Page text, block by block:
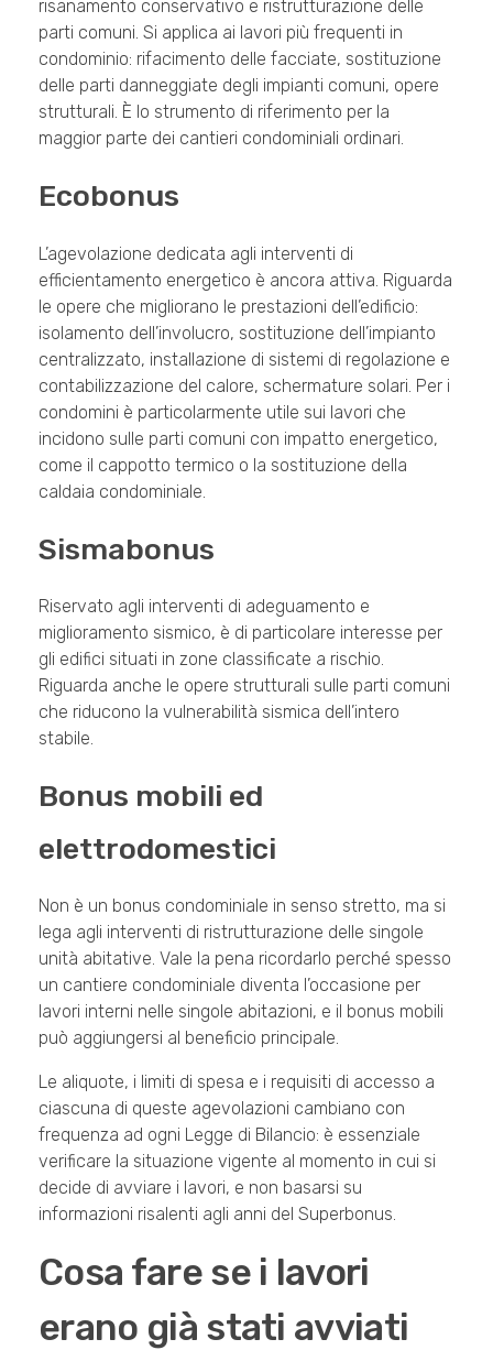
risanamento conservativo e ristrutturazione delle
parti comuni. Si applica ai lavori più frequenti in
condominio: rifacimento delle facciate, sostituzione
delle parti danneggiate degli impianti comuni, opere
strutturali. È lo strumento di riferimento per la
maggior parte dei cantieri condominiali ordinari.
Ecobonus
L’agevolazione dedicata agli interventi di
efficientamento energetico è ancora attiva. Riguarda
le opere che migliorano le prestazioni dell’edificio:
isolamento dell’involucro, sostituzione dell’impianto
centralizzato, installazione di sistemi di regolazione e
contabilizzazione del calore, schermature solari. Per i
condomini è particolarmente utile sui lavori che
incidono sulle parti comuni con impatto energetico,
come il cappotto termico o la sostituzione della
caldaia condominiale.
Sismabonus
Riservato agli interventi di adeguamento e
miglioramento sismico, è di particolare interesse per
gli edifici situati in zone classificate a rischio.
Riguarda anche le opere strutturali sulle parti comuni
che riducono la vulnerabilità sismica dell’intero
stabile.
Bonus mobili ed
elettrodomestici
Non è un bonus condominiale in senso stretto, ma si
lega agli interventi di ristrutturazione delle singole
unità abitative. Vale la pena ricordarlo perché spesso
un cantiere condominiale diventa l’occasione per
lavori interni nelle singole abitazioni, e il bonus mobili
può aggiungersi al beneficio principale.
Le aliquote, i limiti di spesa e i requisiti di accesso a
ciascuna di queste agevolazioni cambiano con
frequenza ad ogni Legge di Bilancio: è essenziale
verificare la situazione vigente al momento in cui si
decide di avviare i lavori, e non basarsi su
informazioni risalenti agli anni del Superbonus.
Cosa fare se i lavori
erano già stati avviati